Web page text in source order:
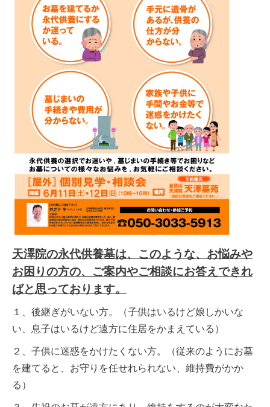
天澤院の永代供養墓は、このような、お悩みや
お困りの方の、ご案内やご相談にお答えできれ
ばと思っております。
１、後継ぎがいない方。（子供はいるけど娘しかいな
い、息子はいるけど遠方に住居をかまえている）
２、子供に迷惑をかけたくない方。（従来のようにお墓
を建てると、お守りを任せれられない、維持費がかか
る）